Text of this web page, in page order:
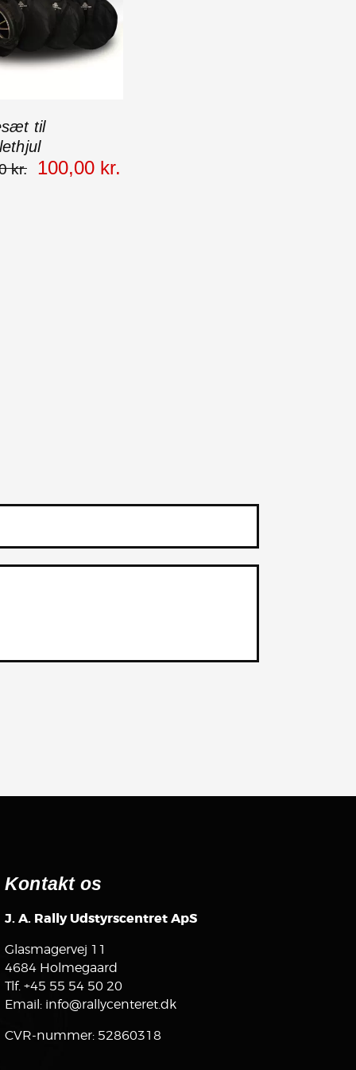
til
kr. 100,00 kr.
Kontakt os
J. A. Rally Udstyrscentret ApS
Glasmagervej 11
4684 Holmegaard
Tlf. +45 55 54 50 20
Email: info@rallycenteret.dk
CVR-nummer: 52860318